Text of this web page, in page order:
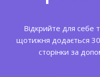
Відкрийте для себе
щотижня додається
сторінки за